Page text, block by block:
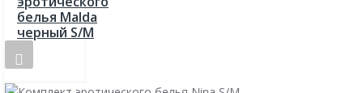
белья Malda
черный S/M